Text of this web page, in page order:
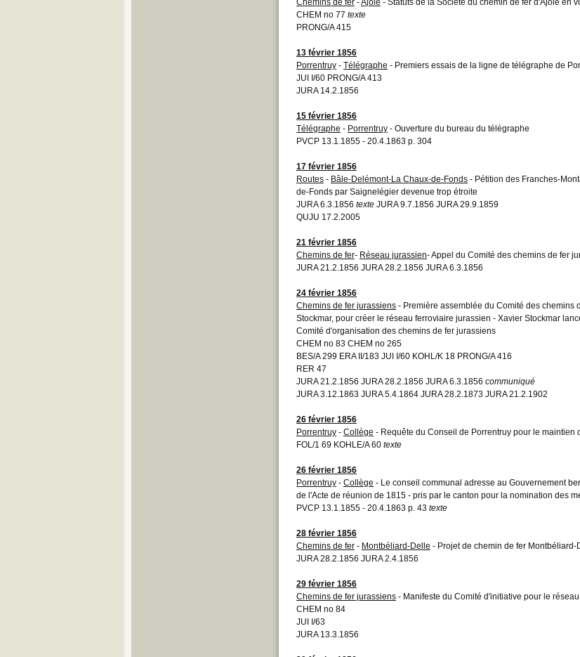
CHEM no 77 texte
PRONG/A 415
13 février 1856
Porrentruy - Télégraphe - Premiers essais de la ligne de télégraphe de
JUI I/60 PRONG/A 413
JURA 14.2.1856
15 février 1856
Télégraphe - Porrentruy - Ouverture du bureau du télégraphe
PVCP 13.1.1855 - 20.4.1863 p. 304
17 février 1856
Routes - Bâle-Delémont-La Chaux-de-Fonds - Pétition des Franches-
de-Fonds par Saignelégier devenue trop étroite
JURA 6.3.1856 texte JURA 9.7.1856 JURA 29.9.1859
QUJU 17.2.2005
21 février 1856
Chemins de fer- Réseau jurassien- Appel du Comité des chemins de fer
JURA 21.2.1856 JURA 28.2.1856 JURA 6.3.1856
24 février 1856
Chemins de fer jurassiens - Première assemblée du Comité des chemins
Stockmar, pour créer le réseau ferroviaire jurassien - Xavier Stockmar
Comité d'organisation des chemins de fer jurassiens
CHEM no 83 CHEM no 265
BES/A 299 ERA II/183 JUI I/60 KOHL/K 18 PRONG/A 416
RER 47
JURA 21.2.1856 JURA 28.2.1856 JURA 6.3.1856 communiqué
JURA 3.12.1863 JURA 5.4.1864 JURA 28.2.1873 JURA 21.2.1902
26 février 1856
Porrentruy - Collège - Requête du Conseil de Porrentruy pour le maintien
FOL/1 69 KOHLE/A 60 texte
26 février 1856
Porrentruy - Collège - Le conseil communal adresse au Gouvernement
de l'Acte de réunion de 1815 - pris par le canton pour la nomination des
PVCP 13.1.1855 - 20.4.1863 p. 43 texte
28 février 1856
Chemins de fer - Montbéliard-Delle - Projet de chemin de fer
JURA 28.2.1856 JURA 2.4.1856
29 février 1856
Chemins de fer jurassiens - Manifeste du Comité d'initiative pour le
CHEM no 84
JUI I/63
JURA 13.3.1856